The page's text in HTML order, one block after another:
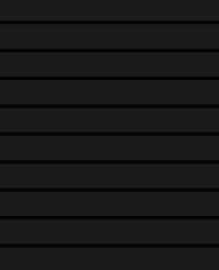
şimdi hangi tivi var zonguldaga ayıt
haberleri için
Z yi uyduda izleme sansimiz yokmu bu
lutfen beni kirmayn sevgiler hanife
ZTV İzleyemiyorumUydu